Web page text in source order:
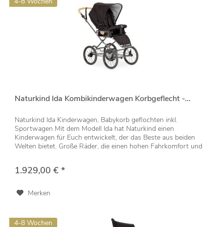
Naturkind Ida Kombikinderwagen Korbgeflecht -...
Naturkind Ida Kinderwagen, Babykorb geflochten inkl.
Sportwagen Mit dem Modell Ida hat Naturkind einen
Kinderwagen für Euch entwickelt, der das Beste aus beiden
Welten bietet. Große Räder, die einen hohen Fahrkomfort und
1.929,00 € *
Merken
4-8 Wochen